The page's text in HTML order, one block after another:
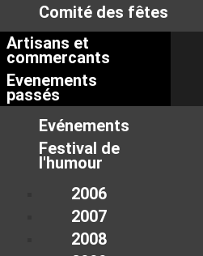
Comité des fêtes
Artisans et
commercants
Evenements
passés
Evénements
Festival de
l'humour
2006
2007
2008